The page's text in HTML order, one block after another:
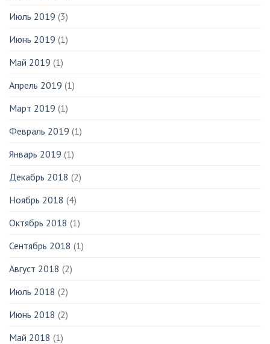
Июль 2019 (3)
Июнь 2019 (1)
Май 2019 (1)
Апрель 2019 (1)
Март 2019 (1)
Февраль 2019 (1)
Январь 2019 (1)
Декабрь 2018 (2)
Ноябрь 2018 (4)
Октябрь 2018 (1)
Сентябрь 2018 (1)
Август 2018 (2)
Июль 2018 (2)
Июнь 2018 (2)
Май 2018 (1)